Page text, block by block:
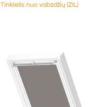
Tinklelis nuo vabzdžių (ZIL)